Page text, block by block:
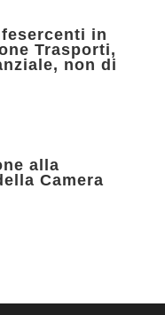
in
Trasporti,
non di
alla
Camera